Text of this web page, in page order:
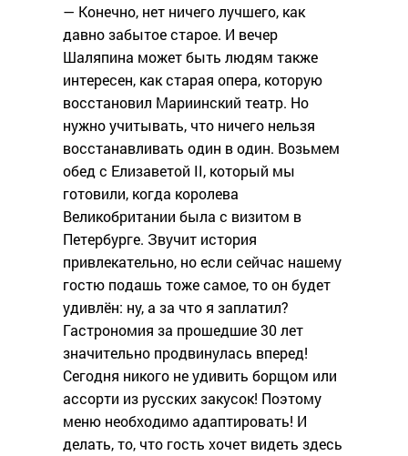
— Конечно, нет ничего лучшего, как
давно забытое старое. И вечер
Шаляпина может быть людям также
интересен, как старая опера, которую
восстановил Мариинский театр. Но
нужно учитывать, что ничего нельзя
восстанавливать один в один. Возьмем
обед с Елизаветой II, который мы
готовили, когда королева
Великобритании была с визитом в
Петербурге. Звучит история
привлекательно, но если сейчас нашему
гостю подашь тоже самое, то он будет
удивлён: ну, а за что я заплатил?
Гастрономия за прошедшие 30 лет
значительно продвинулась вперед!
Сегодня никого не удивить борщом или
ассорти из русских закусок! Поэтому
меню необходимо адаптировать! И
делать, то, что гость хочет видеть здесь